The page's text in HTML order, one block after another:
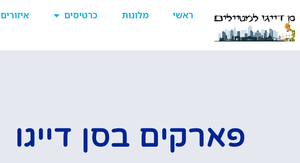
ראשי מלונות כרטיסים איזורים
פארקים בסן דייגו